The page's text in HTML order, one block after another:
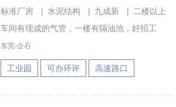
标准厂房 | 水泥结构 | 九成新 | 二楼以上
车间有现成的气管，一楼有隔油池，好招工
东莞-企石
工业园 可办环评 高速路口